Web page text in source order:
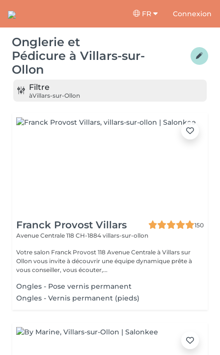
FR Connexion
Onglerie et
Pédicure à Villars-sur-
Ollon
Filtre
àVillars-sur-Ollon
Franck Provost Villars
150
Avenue Centrale 118 CH-1884 villars-sur-ollon
Votre salon Franck Provost 118 Avenue Centrale à Villars sur
Ollon vous invite à découvrir une équipe dynamique prête à
vous conseiller, vous écouter,...
Ongles - Pose vernis permanent
Ongles - Vernis permanent (pieds)